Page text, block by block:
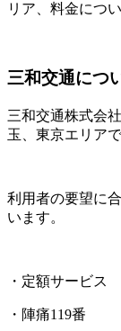
リア、料金につ
三和交通につ
三和交通株式会
玉、東京エリア
利用者の要望に
います。
・定額サービス
・陣痛119番